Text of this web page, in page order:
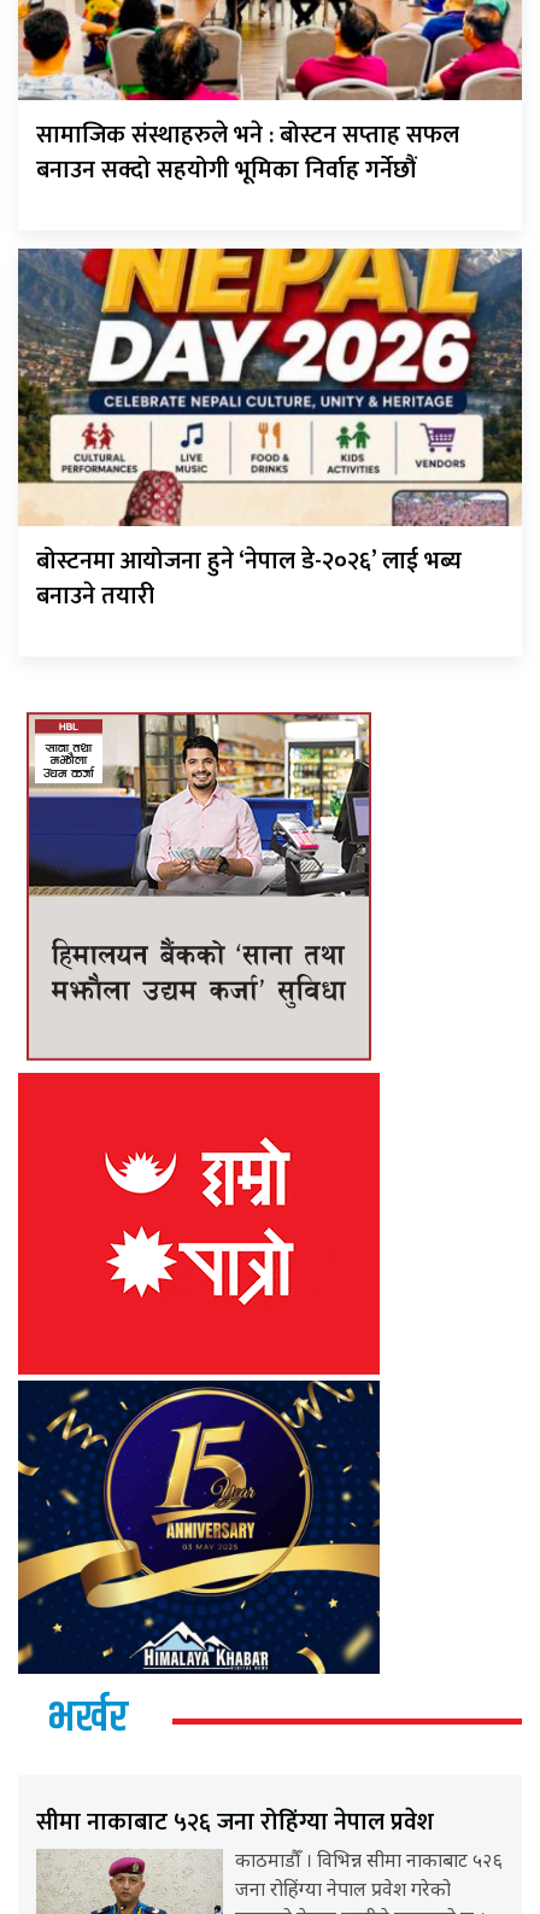
सामाजिक संस्थाहरुले भने : बोस्टन सप्ताह सफल
बनाउन सक्दो सहयोगी भूमिका निर्वाह गर्नेछौं
बोस्टनमा आयोजना हुने ‘नेपाल डे-२०२६’ लाई भब्य
बनाउने तयारी
भर्खर
सीमा नाकाबाट ५२६ जना रोहिंग्या नेपाल प्रवेश
काठमाडौँ । विभिन्न सीमा नाकाबाट ५२६
जना रोहिंग्या नेपाल प्रवेश गरेको